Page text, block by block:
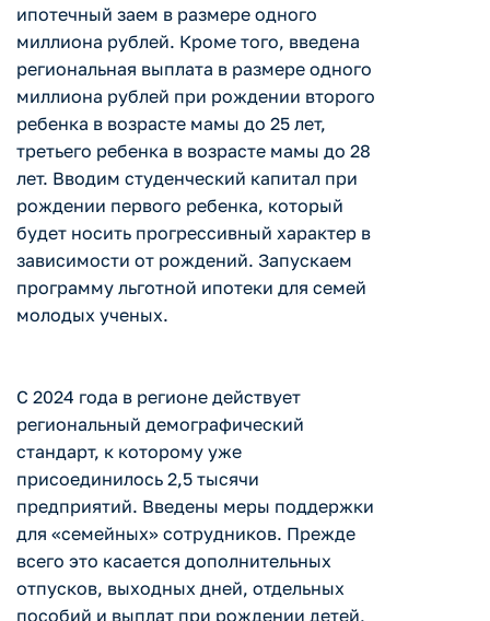
ипотечный заем в размере одного
миллиона рублей. Кроме того, введена
региональная выплата в размере одного
миллиона рублей при рождении второго
ребенка в возрасте мамы до 25 лет,
третьего ребенка в возрасте мамы до 28
лет. Вводим студенческий капитал при
рождении первого ребенка, который
будет носить прогрессивный характер в
зависимости от рождений. Запускаем
программу льготной ипотеки для семей
молодых ученых.
С 2024 года в регионе действует
региональный демографический
стандарт, к которому уже
присоединилось 2,5 тысячи
предприятий. Введены меры поддержки
для «семейных» сотрудников. Прежде
всего это касается дополнительных
отпусков, выходных дней, отдельных
пособий и выплат при рождении детей,